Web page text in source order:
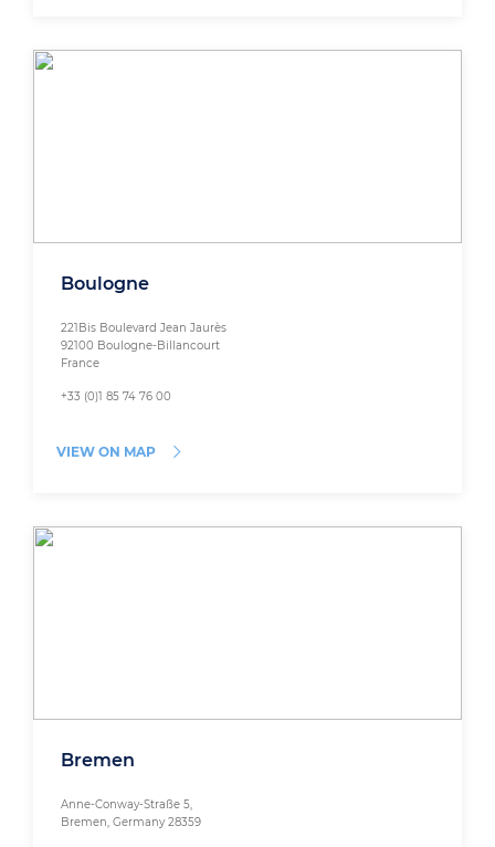
Boulogne
221Bis Boulevard Jean Jaurès
92100 Boulogne-Billancourt
France
+33 (0)1 85 74 76 00
VIEW ON MAP
Bremen
Anne-Conway-Straße 5,
Bremen, Germany 28359